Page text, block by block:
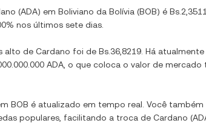
(ADA) em Boliviano da Bolívia (BOB) é Bs.2,3511
nos últimos sete dias.
alto de Cardano foi de Bs.36,8219 . Há atualmente
ADA , o que coloca o valor de
BOB é atualizado em tempo real. Você
populares, facilitando a troca de Cardano (